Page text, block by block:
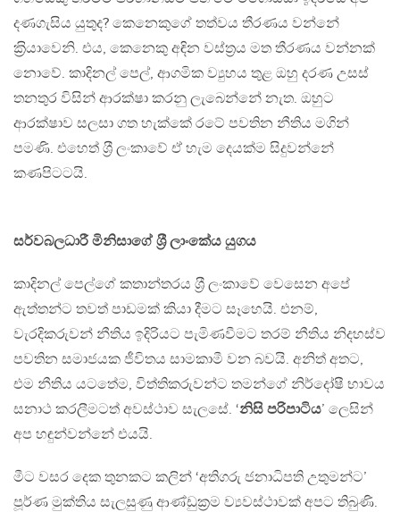
දණගැසිය යුතුද? කෙනෙකුගේ තත්වය තීරණය වන්නේ
ක‍්‍රියාවෙනි. එය, කෙනෙකු අඳින වස්ත‍්‍රය මත තීරණය වන්නක්
නොවේ. කාදිනල් පෙල්, ආගමික ව්‍යුහය තුළ ඔහු දරණ උසස්
තනතුර විසින් ආරක්ෂා කරනු ලැබෙන්නේ නැත. ඔහුට
ආරක්ෂාව සලසා ගත හැක්කේ රටේ පවතින නීතිය මගින්
පමණි. එහෙත් ශ‍්‍රී ලංකාවේ ඒ හැම දෙයක්ම සිදුවන්නේ
කණපිටටයි.
සර්වබලධාරී මිනිසාගේ ශ‍්‍රී ලාංකේය යුගය
කාදිනල් පෙල්ගේ කතාන්තරය ශ‍්‍රී ලංකාවේ වෙසෙන අපේ
ඇත්තන්ට තවත් පාඩමක් කියා දීමට සෑහෙයි. එනම්,
වැරදිකරුවන් නීතිය ඉදිරියට පැමිණවීමට තරම් නීතිය නිදහස්ව
පවතින සමාජයක ජීවිතය සාමකාමී වන බවයි. අනිත් අතට,
එම නීතිය යටතේම, විත්තිකරුවන්ට තමන්ගේ නිර්දෝෂී භාවය
සනාථ කරලීමටත් අවස්ථාව සැලසේ. ‘නිසි පරිපාටිය’ ලෙසින්
අප හඳුන්වන්නේ එයයි.
මීට වසර දෙක තුනකට කලින් ‘අතිගරු ජනාධිපති උතුමන්ට’
පූර්ණ මුක්තිය සැලසුණු ආණ්ඩුක‍්‍රම ව්‍යවස්ථාවක් අපට තිබුණි.